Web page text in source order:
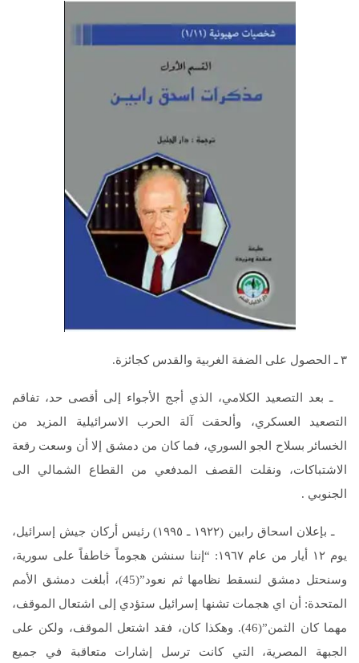
٣ ـ الحصول على الضفة الغربية والقدس كجائزة.
ـ بعد التصعيد الكلامي، الذي أجج الأجواء إلى أقصى حد، تفاقم
التصعيد العسكري، وألحقت آلة الحرب الاسرائيلية المزيد من
الخسائر بسلاح الجو السوري، فما كان من دمشق إلا أن وسعت رقعة
الاشتباكات، ونقلت القصف المدفعي من القطاع الشمالي الى
الجنوبي .
ـ بإعلان اسحاق رابين (١٩٢٢ ـ ١٩٩٥) رئيس أركان جيش إسرائيل،
يوم ١٢ أيار من عام ١٩٦٧: “إننا سنشن هجوماً خاطفاً على سورية،
وسنحتل دمشق لنسقط نظامها ثم نعود”(45)، أبلغت دمشق الأمم
المتحدة: أن اي هجمات تشنها إسرائيل ستؤدي إلى اشتعال الموقف،
مهما كان الثمن”(46). وهكذا كان، فقد اشتعل الموقف، ولكن على
الجبهة المصرية، التي كانت ترسل إشارات متعاقبة في جميع